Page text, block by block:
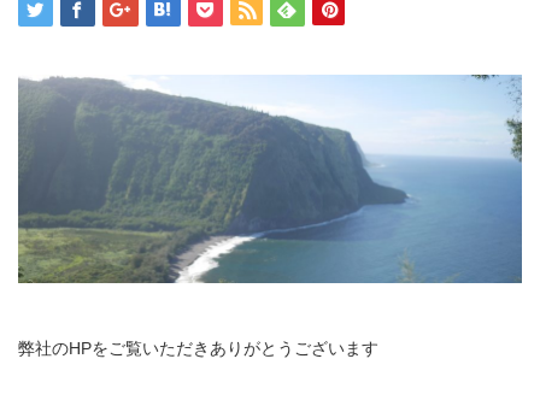
弊社のHPをご覧いただきありがとうございます